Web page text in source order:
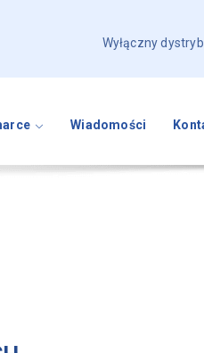
Wyłączny
Wiadomości